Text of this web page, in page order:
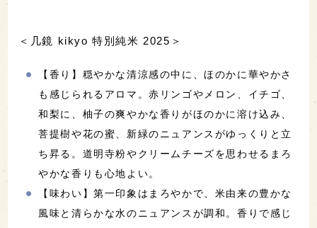
＜几鏡 kikyo 特別純米 2025＞
【香り】穏やかな清涼感の中に、ほのかに華やかさ
も感じられるアロマ。赤リンゴやメロン、イチゴ、
和梨に、柚子の爽やかな香りがほのかに溶け込み、
菩提樹や花の蜜、新緑のニュアンスがゆっくりと立
ち昇る。道明寺粉やクリームチーズを思わせるまろ
やかな香りも心地よい。
【味わい】第一印象はまろやかで、米由来の豊かな
風味と清らかな水のニュアンスが調和。香りで感じ